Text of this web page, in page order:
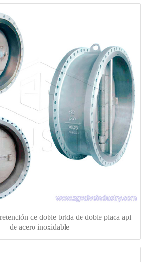
de doble brida de doble placa api
de acero inoxidable